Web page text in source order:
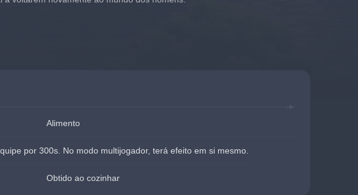
Alimento
por 300s. No modo multijogador, terá efeito em si mesmo.
Obtido ao cozinhar